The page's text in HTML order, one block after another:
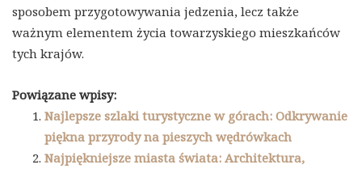
sposobem przygotowywania jedzenia, lecz także
ważnym elementem życia towarzyskiego mieszkańców
tych krajów.
Powiązane wpisy:
Najlepsze szlaki turystyczne w górach: Odkrywanie
piękna przyrody na pieszych wędrówkach
Najpiękniejsze miasta świata: Architektura,